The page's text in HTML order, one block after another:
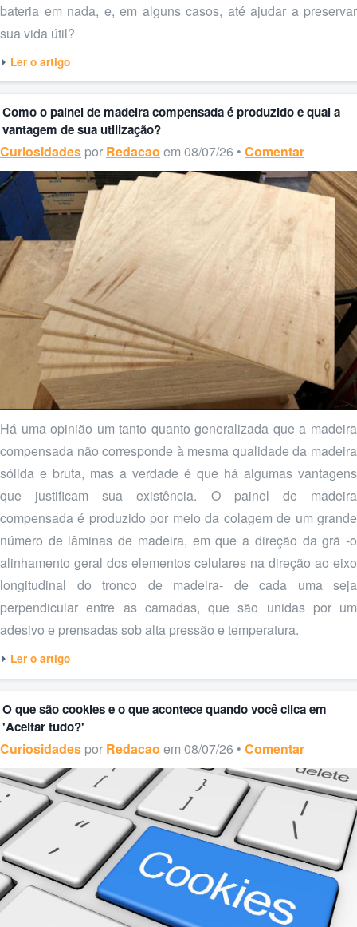
bateria em nada, e, em alguns casos, até ajudar a preservar
sua vida útil?
Ler o artigo
Como o painel de madeira compensada é produzido e qual a
vantagem de sua utilização?
Curiosidades por Redacao em 08/07/26 • Comentar
Há uma opinião um tanto quanto generalizada que a madeira
compensada não corresponde à mesma qualidade da madeira
sólida e bruta, mas a verdade é que há algumas vantagens
que justificam sua existência. O painel de madeira
compensada é produzido por meio da colagem de um grande
número de lâminas de madeira, em que a direção da grã -o
alinhamento geral dos elementos celulares na direção ao eixo
longitudinal do tronco de madeira- de cada uma seja
perpendicular entre as camadas, que são unidas por um
adesivo e prensadas sob alta pressão e temperatura.
Ler o artigo
O que são cookies e o que acontece quando você clica em
'Aceitar tudo?'
Curiosidades por Redacao em 08/07/26 • Comentar